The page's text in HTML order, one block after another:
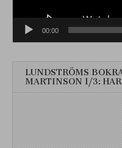
00:00
LUNDSTRÖMS
MARTINSON 1/3: